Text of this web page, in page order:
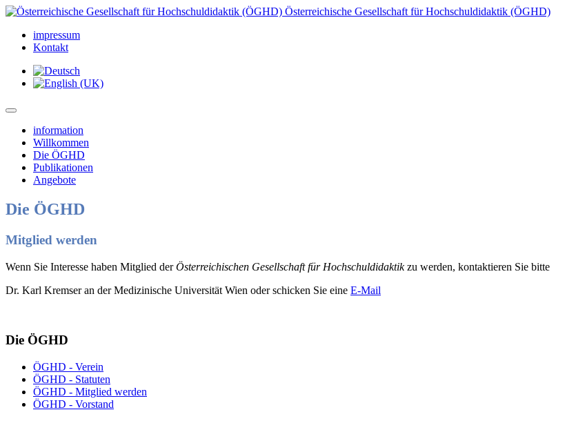
Österreichische Gesellschaft für Hochschuldidaktik (ÖGHD)
impressum
Kontakt
information
Willkommen
Die ÖGHD
Publikationen
Angebote
Die ÖGHD
Mitglied werden
Wenn Sie Interesse haben Mitglied derÖsterreichischen Gesellschaft für Hochschuldidaktikzu werden, kontaktieren Sie bitte
Dr. Karl Kremser an der Medizinische Universität Wien oder schicken Sie eine E-Mail
Die ÖGHD
ÖGHD - Verein
ÖGHD - Statuten
ÖGHD - Mitglied werden
ÖGHD - Vorstand